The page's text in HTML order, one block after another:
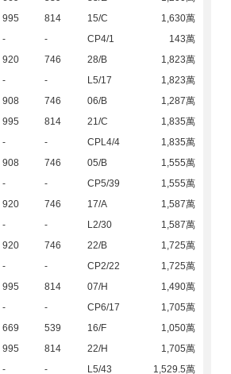
995 814 15/C
1,630萬
- - CP4/1
143萬
920 746 28/B
1,823萬
- - L5/17
1,823萬
908 746 06/B
1,287萬
995 814 21/C
1,835萬
- - CPL4/4
1,835萬
908 746 05/B
1,555萬
- - CP5/39
1,555萬
920 746 17/A
1,587萬
- - L2/30
1,587萬
920 746 22/B
1,725萬
- - CP2/22
1,725萬
995 814 07/H
1,490萬
- - CP6/17
1,705萬
669 539 16/F
1,050萬
995 814 22/H
1,705萬
- - L5/43
1,529.5萬